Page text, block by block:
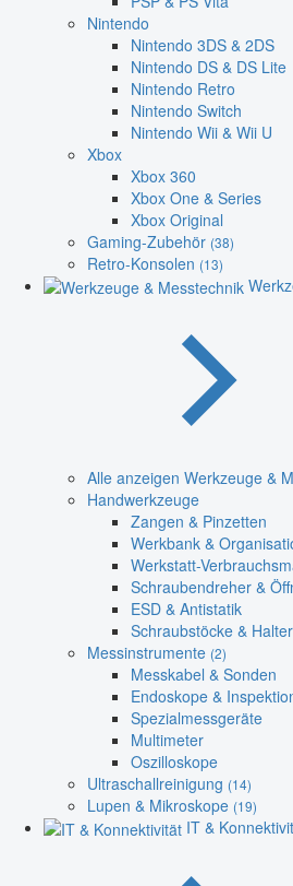
Nintendo
Nintendo 3DS & 2DS
Nintendo DS & DS Lite
Nintendo Retro
Nintendo Switch
Nintendo Wii & Wii U
Xbox
Xbox 360
Xbox One & Series
Xbox Original
Gaming-Zubehör (38)
Retro-Konsolen (13)
Alle anzeigen Werkzeuge &
Handwerkzeuge
Zangen & Pinzetten
Werkbank &
Werkstatt-
Schraubendreher &
ESD & Antistatik
Schraubstöcke &
Messinstrumente (2)
Messkabel & Sonden
Endoskope &
Spezialmessgeräte
Multimeter
Oszilloskope
Ultraschallreinigung (14)
Lupen & Mikroskope (19)
IT &